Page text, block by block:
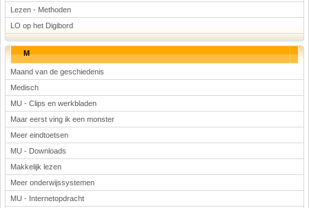
Lezen - Methoden
LO op het Digibord
M
Maand van de geschiedenis
Medisch
MU - Clips en werkbladen
Maar eerst ving ik een monster
Meer eindtoetsen
MU - Downloads
Makkelijk lezen
Meer onderwijssystemen
MU - Internetopdracht